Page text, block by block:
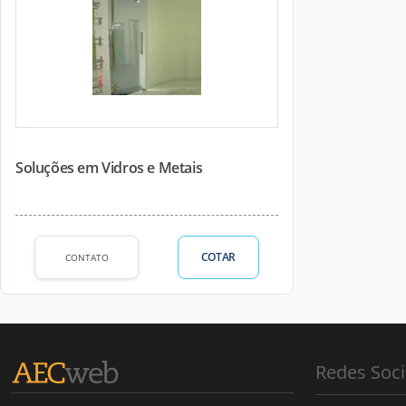
Soluções em Vidros e Metais
CONTATO COTAR
Redes